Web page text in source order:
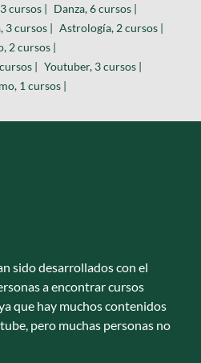
cursos | Danza, 6 cursos |
3 cursos | Astrología, 2 cursos |
2 cursos |
| Youtuber, 3 cursos |
1 cursos |
sido desarrollados con el
a encontrar cursos
que hay muchos contenidos
pero muchas personas no